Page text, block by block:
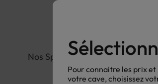
Nos Spiritueux Nos
Pour connaitre les prix
votre cave, choisissez